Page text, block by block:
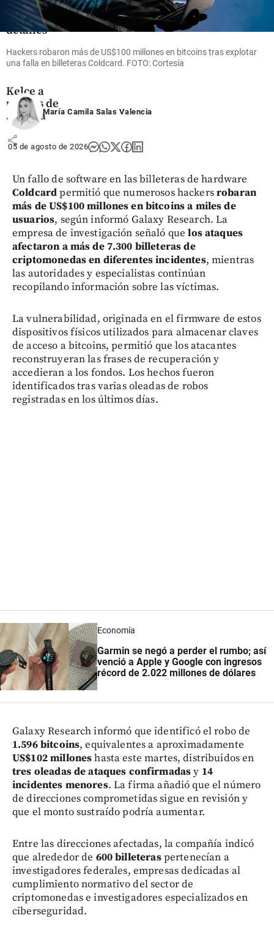
álbum:
revelan
detalles
de Taylor
Swift y
Kelce a
un mes de
su boda
share
Hackers robaron más de US$100 millones en bitcoins tras explotar
una falla en billeteras Coldcard. FOTO: Cortesía
María Camila Salas Valencia
05 de agosto de 2026
Un fallo de software en las billeteras de hardware
Coldcardpermitió que numerosos hackersrobaran
más de US$100 millones en bitcoins a miles de
usuarios, según informó Galaxy Research. La
empresa de investigación señaló que los ataques
afectaron a más de 7.300 billeteras de
criptomonedas en diferentes incidentes, mientras
las autoridades y especialistas continúan
recopilando información sobre las víctimas.
La vulnerabilidad, originada en el firmware de estos
dispositivos físicos utilizados para almacenar claves
de acceso a bitcoins, permitió que los atacantes
reconstruyeran las frases de recuperación y
accedieran a los fondos. Los hechos fueron
identificados tras varias oleadas de robos
registradas en los últimos días.
Economía
Garmin se negó a perder el rumbo; así
venció a Apple y Google con ingresos
récord de 2.022 millones de dólares
Galaxy Research informó que identificó el robo de
1.596 bitcoins, equivalentes a aproximadamente
US$102 milloneshasta este martes, distribuidos en
tres oleadas de ataques confirmadasy 14
incidentes menores. La firma añadió que el número
de direcciones comprometidas sigue en revisión y
que el monto sustraído podría aumentar.
Entre las direcciones afectadas, la compañía indicó
que alrededor de 600 billeteraspertenecían a
investigadores federales, empresas dedicadas al
cumplimiento normativo del sector de
criptomonedas e investigadores especializados en
ciberseguridad.